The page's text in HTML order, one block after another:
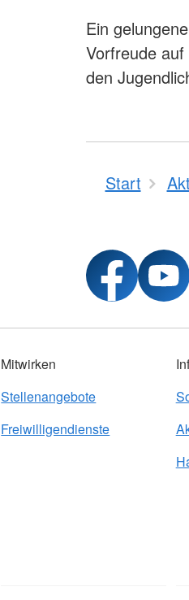
Ein
Vorfreude
den
Start
Mitwirken
Stellenangebote
Freiwilligendienste